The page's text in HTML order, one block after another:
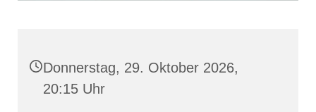
Donnerstag, 29. Oktober 2026,
20:15 Uhr